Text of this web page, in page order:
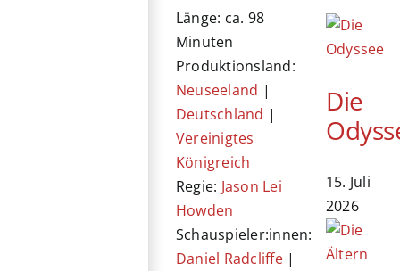
Länge: ca. 98
Minuten
Produktionsland:
Neuseeland |
Deutschland |
Vereinigtes
Königreich
Regie: Jason Lei
Howden
Schauspieler:innen:
Daniel Radcliffe|
Die
15. Juli
2026